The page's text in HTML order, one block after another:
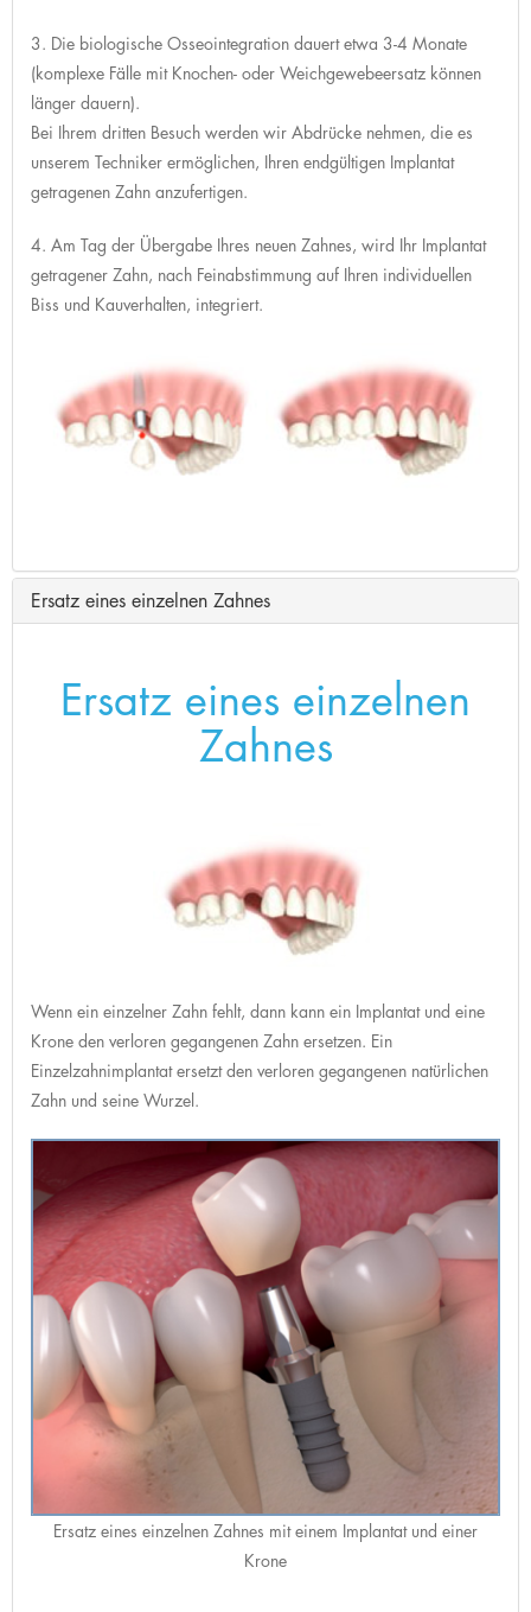
3. Die biologische Osseointegration dauert etwa 3-4 Monate
(komplexe Fälle mit Knochen- oder Weichgewebeersatz können
länger dauern).
Bei Ihrem dritten Besuch werden wir Abdrücke nehmen, die es
unserem Techniker ermöglichen, Ihren endgültigen Implantat
getragenen Zahn anzufertigen.
4. Am Tag der Übergabe Ihres neuen Zahnes, wird Ihr Implantat
getragener Zahn, nach Feinabstimmung auf Ihren individuellen
Biss und Kauverhalten, integriert.
Ersatz eines einzelnen Zahnes
Ersatz eines einzelnen
Zahnes
Wenn ein einzelner Zahn fehlt, dann kann ein Implantat und eine
Krone den verloren gegangenen Zahn ersetzen. Ein
Einzelzahnimplantat ersetzt den verloren gegangenen natürlichen
Zahn und seine Wurzel.
Ersatz eines einzelnen Zahnes mit einem Implantat und einer
Krone